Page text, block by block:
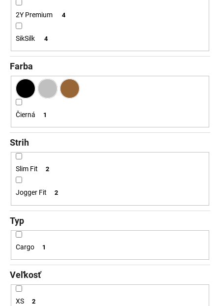
2Y Premium 4
SikSilk 4
Farba
Čierná 1
Strih
Slim Fit 2
Jogger Fit 2
Typ
Cargo 1
Veľkosť
XS 2